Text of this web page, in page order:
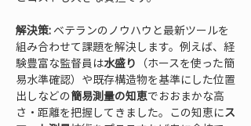
解決策: ベテランのノウハウと最新ツールを
組み合わせて課題を解決します。例えば、経
験豊富な監督員は水盛り （ホースを使った簡
易水準確認）や既存構造物を基準にした位置
出しなどの簡易測量の知恵でおおまかな高
さ・距離を把握してきました。この知恵にス